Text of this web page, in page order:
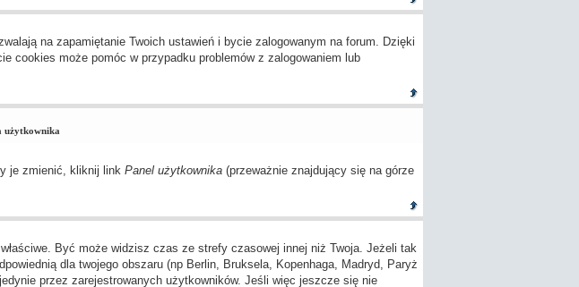
na zapamiętanie Twoich ustawień i bycie zalogowanym na forum. Dzięki
cookies może pomóc w przypadku problemów z zalogowaniem lub
użytkownika
je zmienić, kliknij link Panel użytkownika(przeważnie znajdujący się na górze
Być może widzisz czas ze strefy czasowej innej niż Twoja. Jeżeli tak
dla twojego obszaru (np Berlin, Bruksela, Kopenhaga, Madryd, Paryż
przez zarejestrowanych użytkowników. Jeśli więc jeszcze się nie